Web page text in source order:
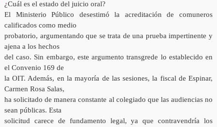
¿Cuál es el estado del juicio oral?
El Ministerio Público desestimó la acreditación de comuneros
calificados como medio
probatorio, argumentando que se trata de una prueba impertinente y
ajena a los hechos
del caso. Sin embargo, este argumento transgrede lo establecido en
el Convenio 169 de
la OIT. Además, en la mayoría de las sesiones, la fiscal de Espinar,
Carmen Rosa Salas,
ha solicitado de manera constante al colegiado que las audiencias no
sean públicas. Esta
solicitud carece de fundamento legal, ya que contravendría los